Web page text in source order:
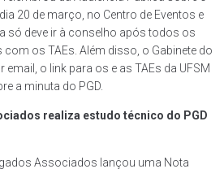
20 de março, no Centro de Eventos e
só deve ir à conselho após todos os
os TAEs. Além disso, o Gabinete do
email, o link para os e as TAEs da UFSM
a minuta do PGD.
realiza estudo técnico do PGD
Associados lançou uma Nota